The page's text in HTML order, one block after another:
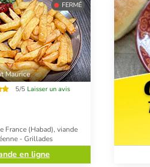
FERMÉ
Maurice
5/5 Laisser un avis
France (Habad), viande
- Grillades
en ligne